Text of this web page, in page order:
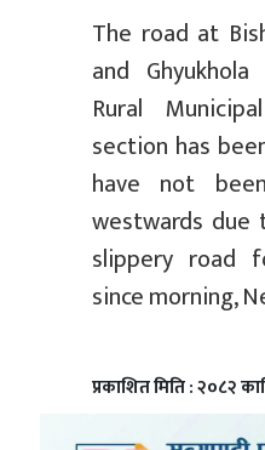
The road at
and
Rural
section has
have not
westwards
slippery road
since morning,
प्रकाशित मिति : २०८२